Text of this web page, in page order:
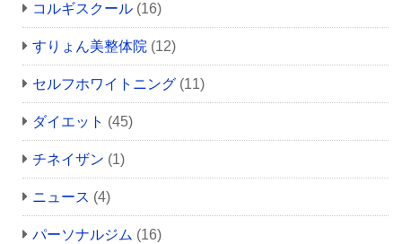
コルギスクール (16)
すりょん美整体院 (12)
セルフホワイトニング (11)
ダイエット (45)
チネイザン (1)
ニュース (4)
パーソナルジム (16)